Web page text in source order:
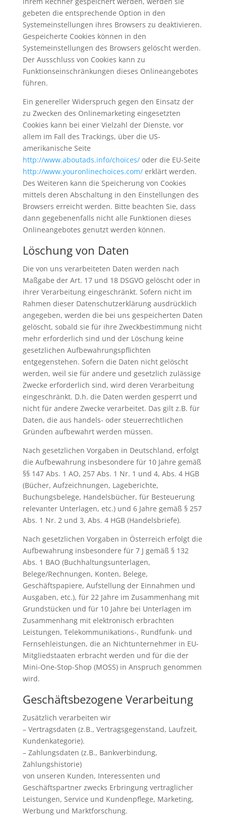
gebeten die entsprechende Option in den
Systemeinstellungen ihres Browsers zu deaktivieren.
Gespeicherte Cookies können in den
Systemeinstellungen des Browsers gelöscht werden.
Der Ausschluss von Cookies kann zu
Funktionseinschränkungen dieses Onlineangebotes
führen.
Ein genereller Widerspruch gegen den Einsatz der
zu Zwecken des Onlinemarketing eingesetzten
Cookies kann bei einer Vielzahl der Dienste, vor
allem im Fall des Trackings, über die US-
amerikanische Seite
http://www.aboutads.info/choices/oder die EU-Seite
http://www.youronlinechoices.com/erklärt werden.
Des Weiteren kann die Speicherung von Cookies
mittels deren Abschaltung in den Einstellungen des
Browsers erreicht werden. Bitte beachten Sie, dass
dann gegebenenfalls nicht alle Funktionen dieses
Onlineangebotes genutzt werden können.
Löschung von Daten
Die von uns verarbeiteten Daten werden nach
Maßgabe der Art. 17 und 18 DSGVO gelöscht oder in
ihrer Verarbeitung eingeschränkt. Sofern nicht im
Rahmen dieser Datenschutzerklärung ausdrücklich
angegeben, werden die bei uns gespeicherten Daten
gelöscht, sobald sie für ihre Zweckbestimmung nicht
mehr erforderlich sind und der Löschung keine
gesetzlichen Aufbewahrungspflichten
entgegenstehen. Sofern die Daten nicht gelöscht
werden, weil sie für andere und gesetzlich zulässige
Zwecke erforderlich sind, wird deren Verarbeitung
eingeschränkt. D.h. die Daten werden gesperrt und
nicht für andere Zwecke verarbeitet. Das gilt z.B. für
Daten, die aus handels- oder steuerrechtlichen
Gründen aufbewahrt werden müssen.
Nach gesetzlichen Vorgaben in Deutschland, erfolgt
die Aufbewahrung insbesondere für 10 Jahre gemäß
§§ 147 Abs. 1 AO, 257 Abs. 1 Nr. 1 und 4, Abs. 4 HGB
(Bücher, Aufzeichnungen, Lageberichte,
Buchungsbelege, Handelsbücher, für Besteuerung
relevanter Unterlagen, etc.) und 6 Jahre gemäß § 257
Abs. 1 Nr. 2 und 3, Abs. 4 HGB (Handelsbriefe).
Nach gesetzlichen Vorgaben in Österreich erfolgt die
Aufbewahrung insbesondere für 7 J gemäß § 132
Abs. 1 BAO (Buchhaltungsunterlagen,
Belege/Rechnungen, Konten, Belege,
Geschäftspapiere, Aufstellung der Einnahmen und
Ausgaben, etc.), für 22 Jahre im Zusammenhang mit
Grundstücken und für 10 Jahre bei Unterlagen im
Zusammenhang mit elektronisch erbrachten
Leistungen, Telekommunikations-, Rundfunk- und
Fernsehleistungen, die an Nichtunternehmer in EU-
Mitgliedstaaten erbracht werden und für die der
Mini-One-Stop-Shop (MOSS) in Anspruch genommen
wird.
Geschäftsbezogene Verarbeitung
Zusätzlich verarbeiten wir
– Vertragsdaten (z.B., Vertragsgegenstand, Laufzeit,
Kundenkategorie).
– Zahlungsdaten (z.B., Bankverbindung,
Zahlungshistorie)
von unseren Kunden, Interessenten und
Geschäftspartner zwecks Erbringung vertraglicher
Leistungen, Service und Kundenpflege, Marketing,
Werbung und Marktforschung.